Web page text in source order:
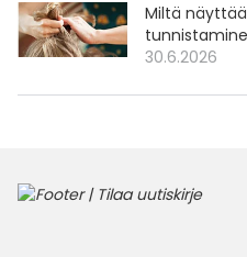
Miltä
30.6.2026